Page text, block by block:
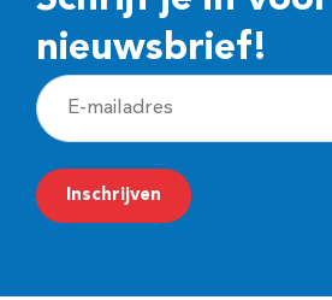
nieuwsbrief!
E
-
m
a
Inschrijven